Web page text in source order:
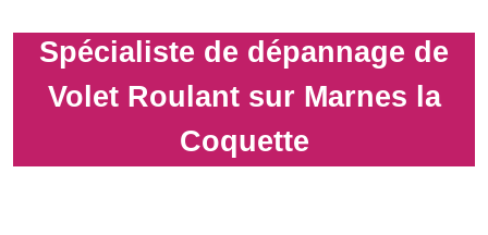
Spécialiste de dépannage de
Volet Roulant sur Marnes la
Coquette